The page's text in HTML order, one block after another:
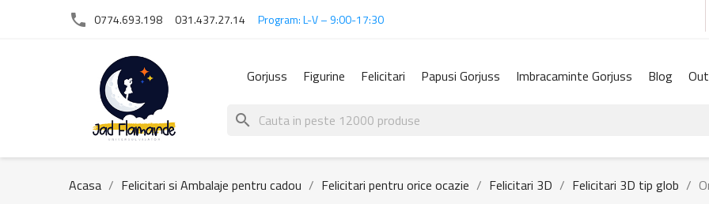
phone 0774.693.198 031.437.27.14 Program: L-V – 9:00-17:30
Gorjuss Figurine Felicitari Papusi Gorjuss Imbracaminte Gorjuss Blog
search
Acasa Felicitari si Ambalaje pentru cadou Felicitari pentru orice ocazie Felicitari 3D Felicitari 3D tip glob